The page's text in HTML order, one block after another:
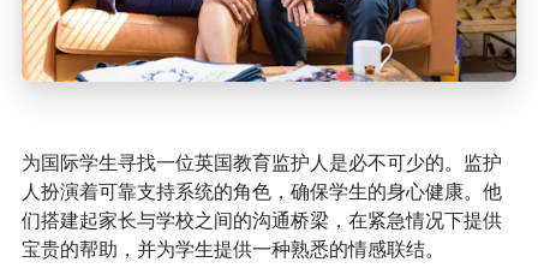
为国际学生寻找一位英国教育监护人是必不可少的。监护
人扮演着可靠支持系统的角色，确保学生的身心健康。他
们搭建起家长与学校之间的沟通桥梁，在紧急情况下提供
宝贵的帮助，并为学生提供一种熟悉的情感联结。